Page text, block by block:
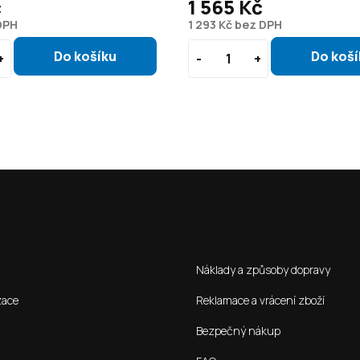
1 293 Kč bez DPH
1 565 Kč
Náklady a způsoby dopravy
Reklamace a vrácení zboží
Bezpečný nákup